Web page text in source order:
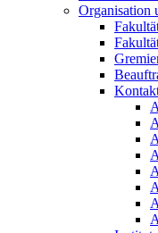
Organisation